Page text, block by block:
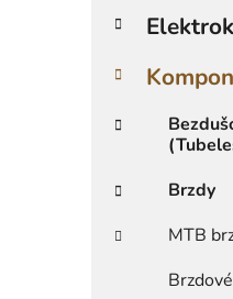
Brzdy
MTB